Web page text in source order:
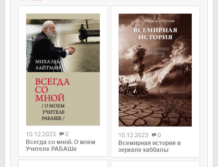
10.12.2023
0
Всегда со мной. О моем
Учителе РАБАШе
0
10.12.2023
0
Всемирная история в
зеркале каббалы